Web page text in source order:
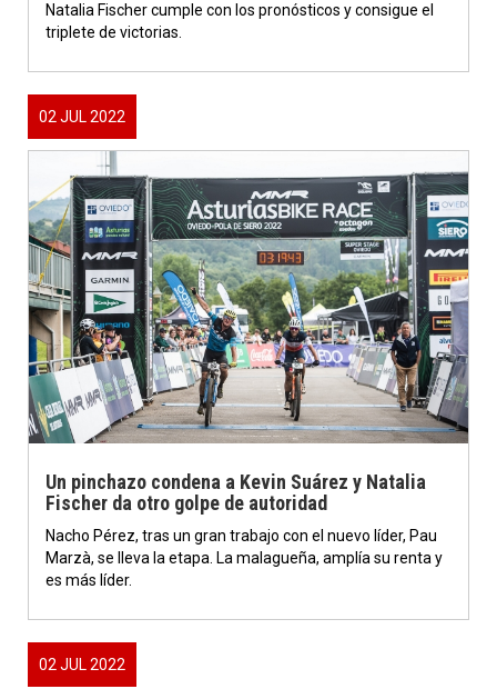
Natalia Fischer cumple con los pronósticos y consigue el
triplete de victorias.
02 JUL 2022
Un pinchazo condena a Kevin Suárez y Natalia
Fischer da otro golpe de autoridad
Nacho Pérez, tras un gran trabajo con el nuevo líder, Pau
Marzà, se lleva la etapa. La malagueña, amplía su renta y
es más líder.
02 JUL 2022